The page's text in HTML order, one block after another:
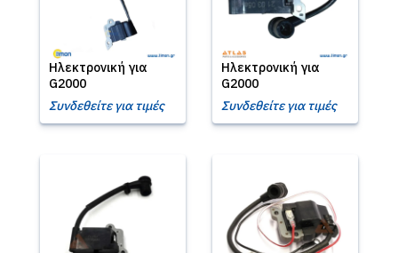
Ηλεκτρονική για
G2000
Συνδεθείτε για τιμές
Ηλεκτρονική για
G2000
Συνδεθείτε για τιμές